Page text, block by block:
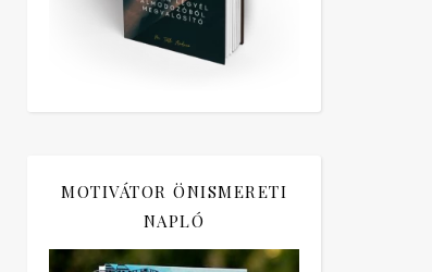
MOTIVÁTOR ÖNISMERETI
NAPLÓ